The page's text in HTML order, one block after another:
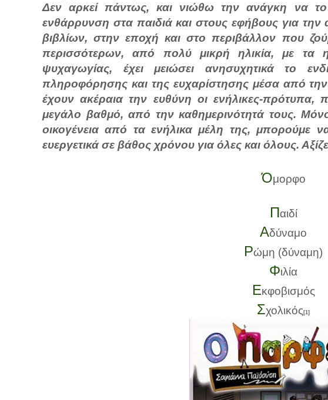
Δεν αρκεί πάντως, και νιώθω την ανάγκη να
ενθάρρυνση στα παιδιά και στους εφήβους για
βιβλίων, στην εποχή και στο περιβάλλον που
περισσότερων, από πολύ μικρή ηλικία, με τα
ψυχαγωγίας, έχει μειώσει ανησυχητικά το
πληροφόρησης και της ευχαρίστησης μέσα από
έχουν ακέραια την ευθύνη οι ενήλικες-πρότυπα,
μεγάλο βαθμό, από την καθημερινότητά τους.
οικογένεια από τα ενήλικα μέλη της, μπορούμε
ευεργετικά σε βάθος χρόνου για όλες και όλους.
Όμορφο
Παιδί
Αδύναμο
Ρώμη (δύναμη)
Φιλία
Εκφοβισμός
Σχολικός [1]